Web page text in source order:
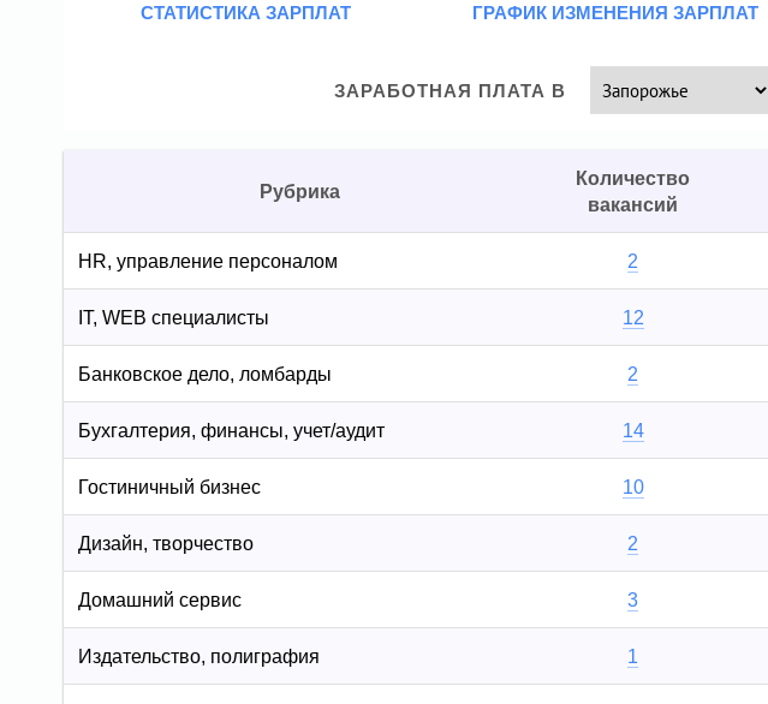
СТАТИСТИКА ЗАРПЛАТ ГРАФИК ИЗМЕНЕНИЯ ЗАРПЛАТ
ЗАРАБОТНАЯ ПЛАТА В
Рубрика
Количество
вакансий
HR, управление персоналом 2
IT, WEB специалисты 12
Банковское дело, ломбарды 2
Бухгалтерия, финансы, учет/аудит 14
Гостиничный бизнес 10
Дизайн, творчество 2
Домашний сервис 3
Издательство, полиграфия 1